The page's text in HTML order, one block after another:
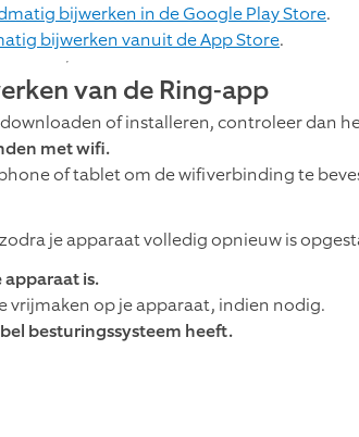
bijwerken in de Google Play Store.
bijwerken vanuit de App Store.
van de Ring-app
of installeren, controleer dan
met wifi.
of tablet om de wifiverbinding te
je apparaat volledig opnieuw is
is.
vrijmaken op je apparaat, indien nodig.
besturingssysteem heeft.